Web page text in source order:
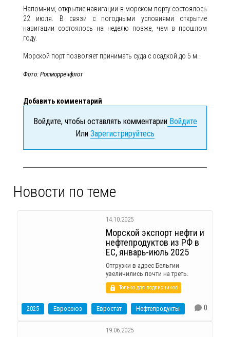
Напомним, открытие навигации в морском порту состоялось
22 июля. В связи с погодными условиями открытие
навигации состоялось на неделю позже, чем в прошлом
году.
Морской порт позволяет принимать суда с осадкой до 5 м.
Фото: Росморречфлот
Добавить комментарий
Войдите, чтобы оставлять комментарииВойдите
Или Зарегистрируйтесь
Новости по теме
14.10.2025
Морской экспорт нефти и
нефтепродуктов из РФ в
ЕС, январь-июль 2025
Отгрузки в адрес Бельгии
увеличились почти на треть.
Только для подписчиков
2025 Евросоюз Евростат Нефтепродукты 0
19.06.2025